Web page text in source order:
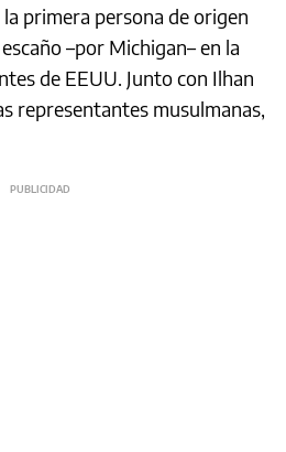
primera persona de origen
–por Michigan– en la
de EEUU. Junto con Ilhan
representantes musulmanas,